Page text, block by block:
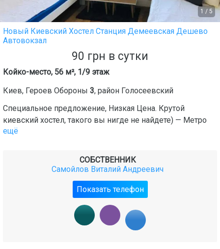
1 / 5
Новый Киевский Хостел Станция Демеевская Дешево
Автовокзал
90 грн в сутки
Койко-место, 56 м², 1/9 этаж
Киев, Героев Обороны 3, район Голосеевский
Специальное предложение, Низкая Цена. Крутой
киевский хостел, такого вы нигде не найдете) — Метро
ещё
СОБСТВЕННИК
Самойлов Виталий Андреевич
Показать телефон